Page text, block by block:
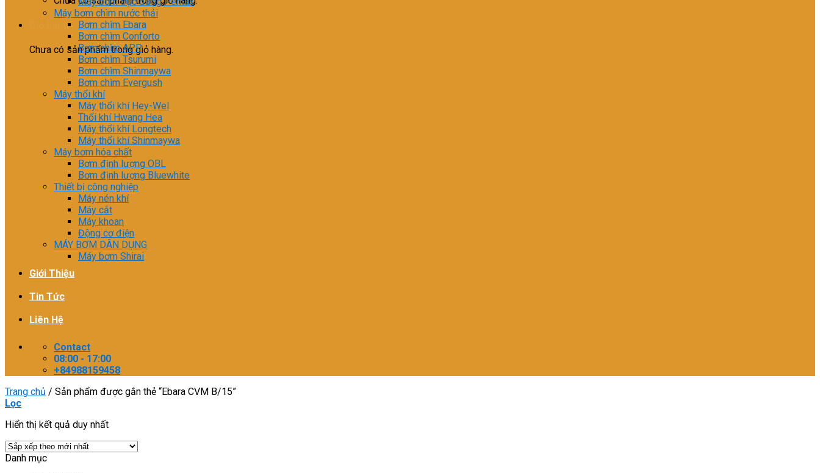
Giỏ hàng
Chưa có sản phẩm trong giỏ hàng.
Máy bơm chìm nước thải
Bơm chìm Ebara
Bơm chìm Conforto
Bơm chìm APP
Bơm chìm Tsurumi
Bơm chìm Shinmaywa
Bơm chìm Evergush
Máy thổi khí
Máy thổi khí Hey-Wel
Thổi khí Hwang Hea
Máy thổi khí Longtech
Máy thổi khí Shinmaywa
Máy bơm hóa chất
Bơm định lượng OBL
Bơm định lượng Bluewhite
Thiết bị công nghiệp
Máy nén khí
Máy cắt
Máy khoan
Động cơ điện
MÁY BƠM DÂN DỤNG
Máy bơm Shirai
Giới Thiệu
Tin Tức
Liên Hệ
Contact
08:00 - 17:00
+84988159458
Trang chủ / Sản phẩm được gắn thẻ “Ebara CVM B/15”
Lọc
Hiển thị kết quả duy nhất
Danh mục